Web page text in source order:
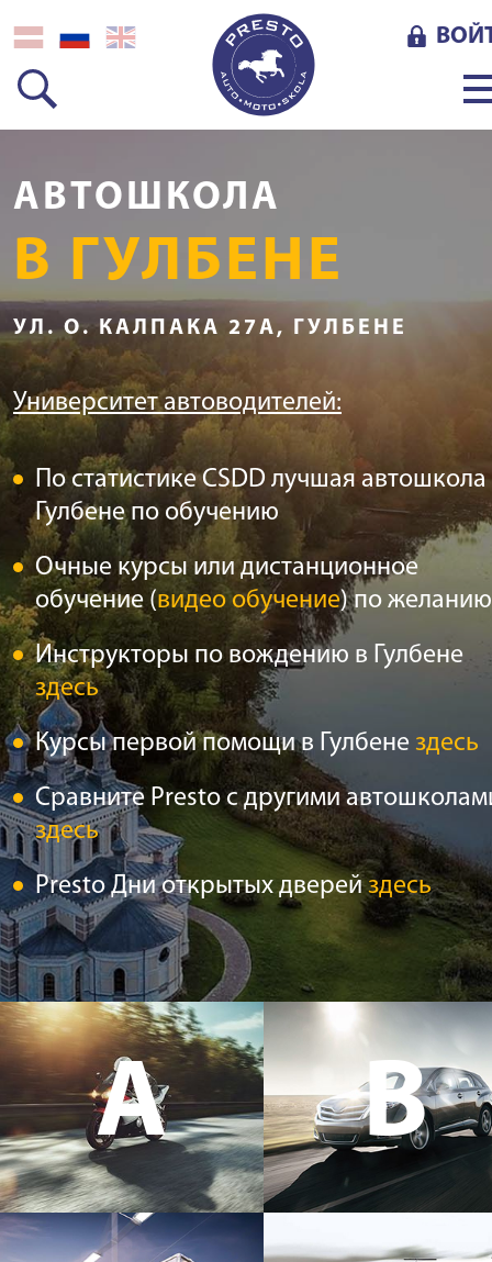
АВТОШКОЛА
В ГУЛБЕНЕ
УЛ. О. КАЛПАКА 27А, ГУЛБЕНЕ
Университет автоводителей:
По статистике CSDD лучшая автошкола
Гулбене по обучению
Очные курсы или дистанционное
обучение (видео обучение) по желанию
Инструкторы по вождению в Гулбене
здесь
Курсы первой помощи в Гулбене здесь
Сравните Presto с другими
здесь
Presto Дни открытых дверейздесь
A
B